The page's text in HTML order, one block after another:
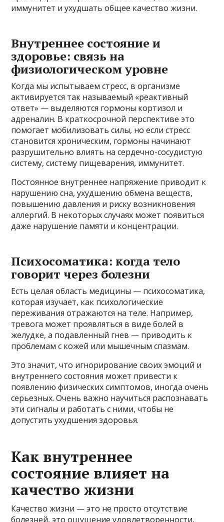
иммунитет и ухудшать общее качество жизни.
Внутреннее состояние и
здоровье: связь на
физиологическом уровне
Когда мы испытываем стресс, в организме
активируется так называемый «реактивный
ответ» — выделяются гормоны кортизол и
адреналин. В краткосрочной перспективе это
помогает мобилизовать силы, но если стресс
становится хроническим, гормоны начинают
разрушительно влиять на сердечно-сосудистую
систему, систему пищеварения, иммунитет.
Постоянное внутреннее напряжение приводит к
нарушению сна, ухудшению обмена веществ,
повышению давления и риску возникновения
аллергий. В некоторых случаях может появиться
даже нарушение памяти и концентрации.
Психосоматика: когда тело
говорит через болезни
Есть целая область медицины — психосоматика,
которая изучает, как психологические
переживания отражаются на теле. Например,
тревога может проявляться в виде болей в
желудке, а подавленный гнев — приводить к
проблемам с кожей или мышечным спазмам.
Это значит, что игнорирование своих эмоций и
внутреннего состояния может привести к
появлению физических симптомов, иногда очень
серьезных. Очень важно научиться распознавать
эти сигналы и работать с ними, чтобы не
допустить ухудшения здоровья.
Как внутреннее
состояние влияет на
качество жизни
Качество жизни — это не просто отсутствие
болезней, это ощущение удовлетворенности,